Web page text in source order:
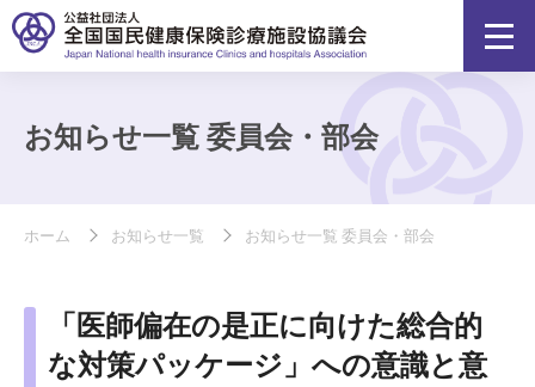
お知らせ一覧 委員会・部会
ホーム お知らせ一覧 お知らせ一覧 委員会・部会
「医師偏在の是正に向けた総合的
な対策パッケージ」への意識と意